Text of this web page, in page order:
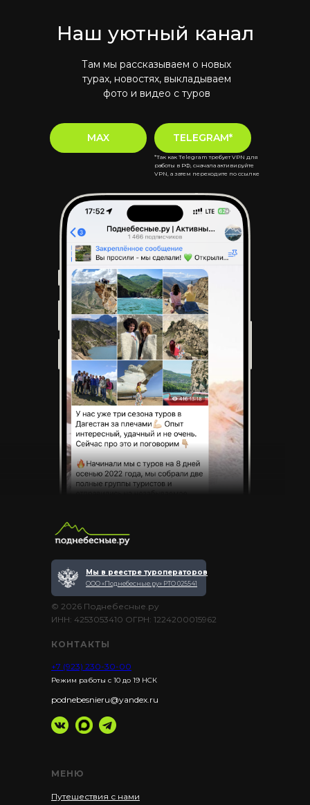
Наш уютный канал
Там мы рассказываем о новых
турах, новостях, выкладываем
фото и видео с туров
TELEGRAM*
MAX
*Так как Telegram требует VPN для
работы в РФ, сначала активируйте
VPN, а затем переходите по ссылке
КОНТАКТЫ
+7 (923) 230-30-00
Режим работы с 10 до 19 НСК
podnebesnieru@yandex.ru
МЕНЮ
Путешествия с нами
© 2026 Поднебесные.ру
Мы в реестре туроператоров
ООО «Поднебесные.ру» РТО 025541
ИНН: 4253053410 ОГРН: 1224200015962